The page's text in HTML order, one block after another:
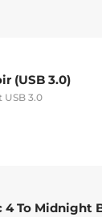
(USB 3.0)
USB 3.0
To Midnight